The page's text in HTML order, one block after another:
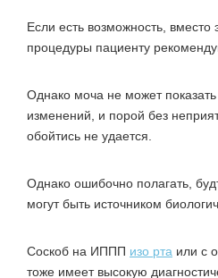
Если есть возможность, вместо
процедуры пациенту
Однако моча не может показать
изменений, и порой без
обойтись не удается.
Однако ошибочно полагать,
могут быть источником
Соскоб на ИППП изо рта или с
тоже имеет высокую